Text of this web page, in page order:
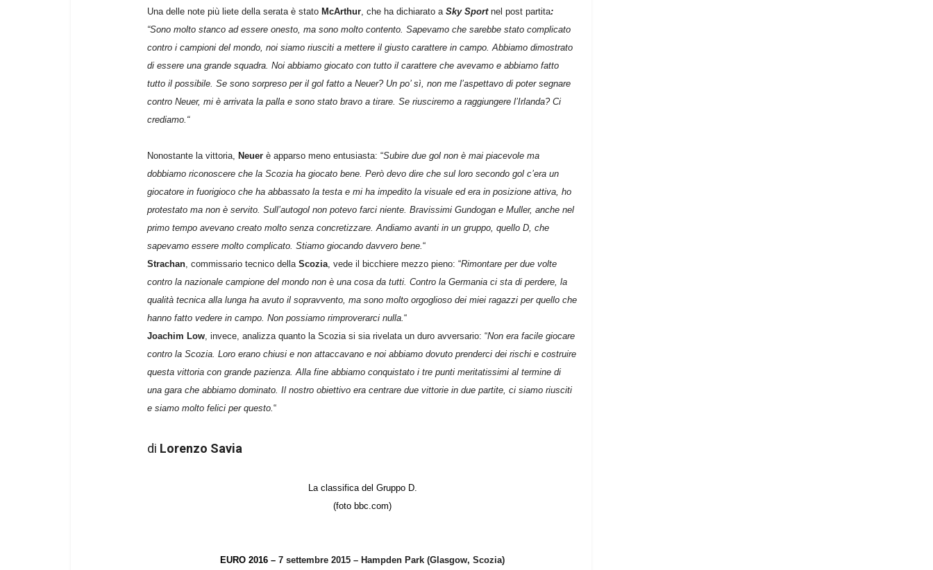
Una delle note più liete della serata è stato McArthur, che ha dichiarato a Sky Sport nel post partita:
“Sono molto stanco ad essere onesto, ma sono molto contento. Sapevamo che sarebbe stato complicato
contro i campioni del mondo, noi siamo riusciti a mettere il giusto carattere in campo. Abbiamo dimostrato
di essere una grande squadra. Noi abbiamo giocato con tutto il carattere che avevamo e abbiamo fatto
tutto il possibile. Se sono sorpreso per il gol fatto a Neuer? Un po’ sì, non me l’aspettavo di poter segnare
contro Neuer, mi è arrivata la palla e sono stato bravo a tirare. Se riusciremo a raggiungere l’Irlanda? Ci
crediamo. “
Nonostante la vittoria, Neuer è apparso meno entusiasta: “Subire due gol non è mai piacevole ma
dobbiamo riconoscere che la Scozia ha giocato bene. Però devo dire che sul loro secondo gol c’era un
giocatore in fuorigioco che ha abbassato la testa e mi ha impedito la visuale ed era in posizione attiva, ho
protestato ma non è servito. Sull’autogol non potevo farci niente. Bravissimi Gundogan e Muller, anche nel
primo tempo avevano creato molto senza concretizzare. Andiamo avanti in un gruppo, quello D, che
sapevamo essere molto complicato. Stiamo giocando davvero bene.“
Strachan, commissario tecnico della Scozia, vede il bicchiere mezzo pieno: “Rimontare per due volte
contro la nazionale campione del mondo non è una cosa da tutti. Contro la Germania ci sta di perdere, la
qualità tecnica alla lunga ha avuto il sopravvento, ma sono molto orgoglioso dei miei ragazzi per quello che
hanno fatto vedere in campo. Non possiamo rimproverarci nulla.“
Joachim Low, invece, analizza quanto la Scozia si sia rivelata un duro avversario: “Non era facile giocare
contro la Scozia. Loro erano chiusi e non attaccavano e noi abbiamo dovuto prenderci dei rischi e costruire
questa vittoria con grande pazienza. Alla fine abbiamo conquistato i tre punti meritatissimi al termine di
una gara che abbiamo dominato. Il nostro obiettivo era centrare due vittorie in due partite, ci siamo riusciti
e siamo molto felici per questo.“
di Lorenzo Savia
La classifica del Gruppo D.
(foto bbc.com)
EURO 2016 – 7 settembre 2015 – Hampden Park (Glasgow, Scozia)